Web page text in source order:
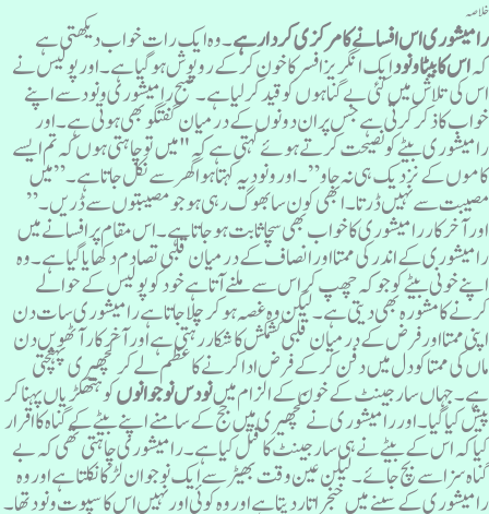
خلاصہ
رامیشوری اس افسانےکا مرکزی کردار ہے۔وہ ایک رات خواب دیکھتی ہے
کہاس کا بیٹا ونودایک انگریز افسر کا خون کرکے روپوش ہوگیا ہے۔ اور پولیس نے
اس کی تلاش میں کئی بے گناہوں کو قید کر لیا ہے۔ صبح رامیشوری ونود سے اپنے
خواب کا ذکر کرتی ہے جس پران دونوں کے درمیان گفتگو بھی ہوتی ہے۔اور
رامیشوری بیٹے کو نصیحت کرتے ہوئے کہتی ہے کہ "میں تو چاہتی ہوں کہ تم ایسے
کاموں کے نزدیک ہی نہ جاو”۔ اور ونود یہ کہتا ہوا گھر سے نکل جا تا ہے۔”میں
مصیبت سے نہیں ڈرتا۔ابھی کون سا بھوگ رہی ہو جو مصیبتوں سے ڈریں۔”
اورآخرکاررامیشوری کا خواب بھی سچا ثابت ہوجاتا ہے۔ اس مقام پر افسانے میں
رامیشوری کے اندر کی ممتا اور انصاف کے درمیان قلبی تصادم دکھایا گیا ہے۔ وہ
اپنےخونی بیٹے کو جو کہ چھپ کر اس سے ملنے آتا ہے خود کو پولیس کے حوالے
کرنے کا مشورہ بھی دیتی ہے۔ لیکن وہ غصہ ہو کر چلا جا تا ہے رامیشوری سات دن
اپنی ممتا اور فرض کے درمیان قلبی کشمکش کا شکار رہتی ہے اور آخر کا ر آٹھویں دن
ماں کی ممتا کو دل میں دفن کر کے فرض ادا کرنے کا عظم لے کر کچھیری پہنچتی
ہے۔ جہاں سارجینٹ کے خون کے الزام میںنو دس نوجوانوںکو ہتھکڑیاں پہنا کر
پیش کیا گیا ۔ اور رامیشوری نے کچھیری میں جج کے سامنے اپنے بیٹے کے گناہ کا اقرار
کیا کہ اس کے بیٹے نے ہی سارجینٹ کا قتل کیا ہے ۔ رامیشوری چاہتی تھی کہ بے
گناہ سزا سے بچ جائے ۔ لیکن عین وقت بھیڑ سے ایک نوجوان لڑکا نکلتا ہے اور وہ
رامیشوری کےسینے میں خنجر اتار دیتا ہے اور وہ کوئی اور نہیں اس کا سپوت ونود تھا۔